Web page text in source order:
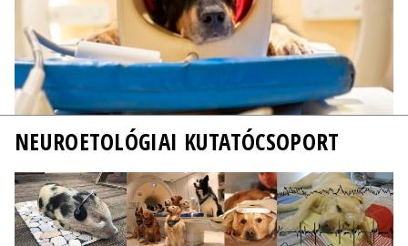
NEUROETOLÓGIAI KUTATÓCSOPORT